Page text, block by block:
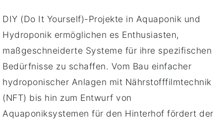
DIY (Do It Yourself)-Projekte in Aquaponik und
Hydroponik ermöglichen es Enthusiasten,
maßgeschneiderte Systeme für ihre spezifischen
Bedürfnisse zu schaffen. Vom Bau einfacher
hydroponischer Anlagen mit Nährstofffilmtechnik
(NFT) bis hin zum Entwurf von
Aquaponiksystemen für den Hinterhof fördert der